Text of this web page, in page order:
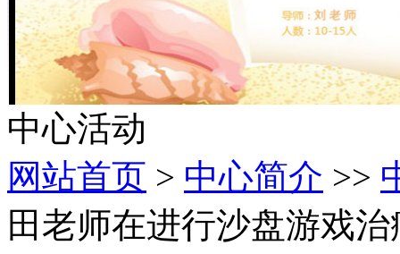
中心活动
网站首页 > 中心简介 >>
田老师在进行沙盘游戏治